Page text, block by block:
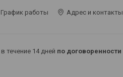
График работы Адрес и контакты
течение 14 дней по договоренности